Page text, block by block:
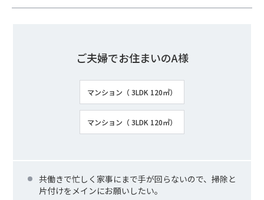
ご夫婦でお住まいのA様
マンション（ 3LDK 120㎡）
マンション（ 3LDK 120㎡）
共働きで忙しく家事にまで手が回らないので、掃除と
片付けをメインにお願いしたい。